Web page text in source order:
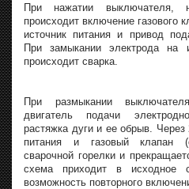
При нажатии выключателя,
происходит включение газового
источник питания и привод
При замыкании электрода на
происходит сварка.
При размыкании
двигатель подачи
растяжка дуги и ее обрыв.
питания и газовый клапан
сварочной горелки и
схема приходит в исходное
возможность повторного